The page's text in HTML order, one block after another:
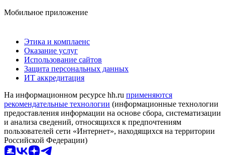
Мобильное приложение
Этика и комплаенс
Оказание услуг
Использование сайтов
Защита персональных данных
ИТ аккредитация
На информационном ресурсе hh.ru применяются
рекомендательные технологии (информационные технологии
предоставления информации на основе сбора, систематизации
и анализа сведений, относящихся к предпочтениям
пользователей сети «Интернет», находящихся на территории
Российской Федерации)